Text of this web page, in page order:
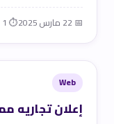
📅 22 مارس 2025 ⏱ 1 دقيقة
Web
إعلان تجاريه